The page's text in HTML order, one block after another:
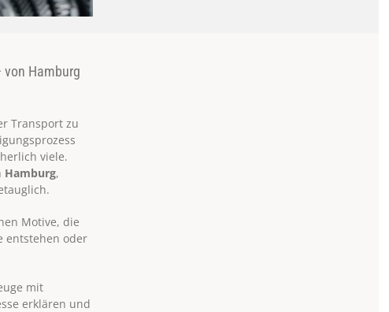
Hamburg
Transport zu
viele.
Hamburg,
Motive, die
entstehen oder
mit
erklären und